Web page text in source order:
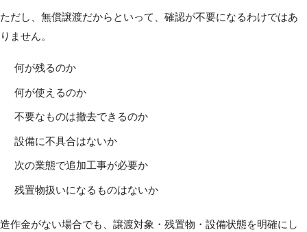
ただし、無償譲渡だからといって、確認が不要になるわけではあ
りません。
何が残るのか
何が使えるのか
不要なものは撤去できるのか
設備に不具合はないか
次の業態で追加工事が必要か
残置物扱いになるものはないか
造作金がない場合でも、譲渡対象・残置物・設備状態を明確にし